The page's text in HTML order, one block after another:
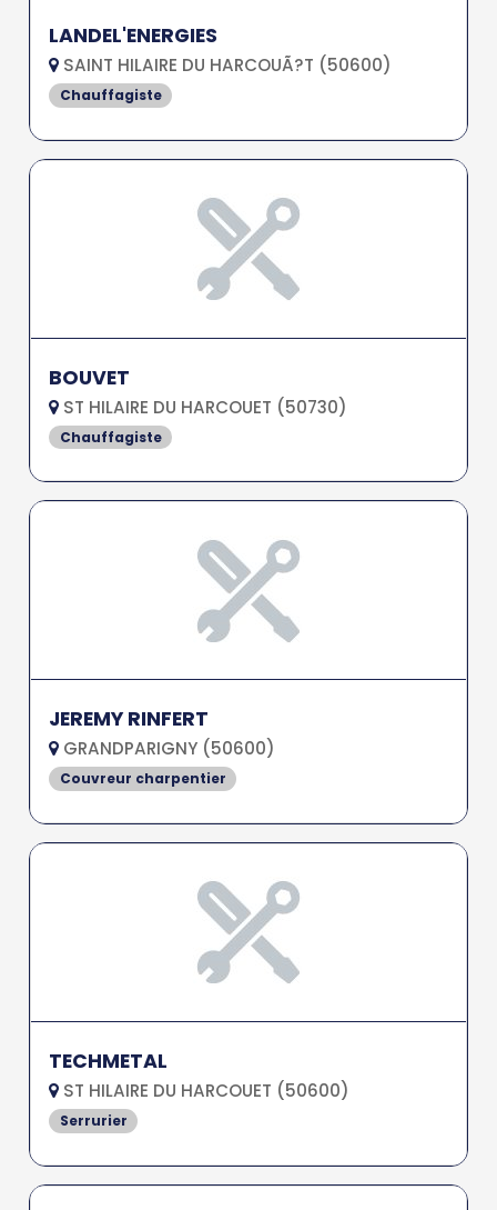
LANDEL'ENERGIES
SAINT HILAIRE DU HARCOUÃ?T (50600)
Chauffagiste
BOUVET
ST HILAIRE DU HARCOUET (50730)
Chauffagiste
JEREMY RINFERT
GRANDPARIGNY (50600)
Couvreur charpentier
TECHMETAL
ST HILAIRE DU HARCOUET (50600)
Serrurier